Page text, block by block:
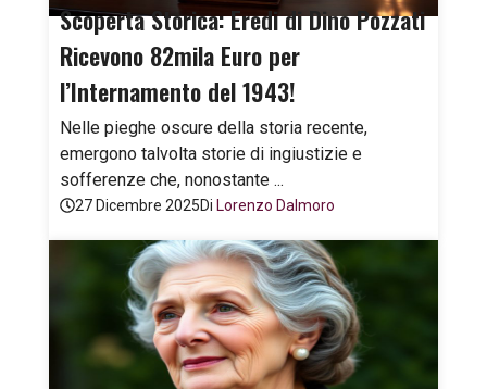
Scoperta Storica: Eredi di Dino Pozzati
Ricevono 82mila Euro per
l’Internamento del 1943!
Nelle pieghe oscure della storia recente,
emergono talvolta storie di ingiustizie e
sofferenze che, nonostante ...
27 Dicembre 2025Di Lorenzo Dalmoro